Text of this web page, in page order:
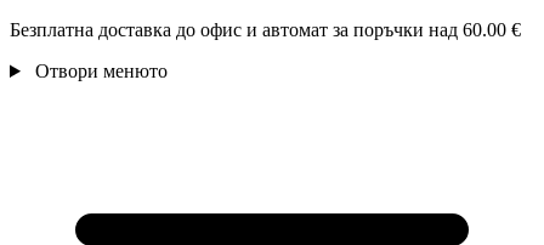
Безплатна доставка до офис и автомат за поръчки над 60.00 €
Отвори менюто